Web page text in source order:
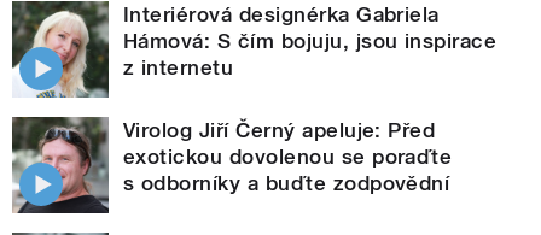
Interiérová designérka Gabriela
Hámová: S čím bojuju, jsou inspirace
z internetu
Virolog Jiří Černý apeluje: Před
exotickou dovolenou se poraďte
s odborníky a buďte zodpovědní